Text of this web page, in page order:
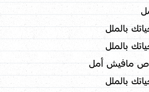
بالملل
بالملل
مافيش أمل
بالملل